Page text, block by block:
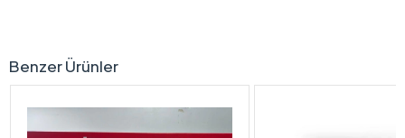
Benzer Ürünler